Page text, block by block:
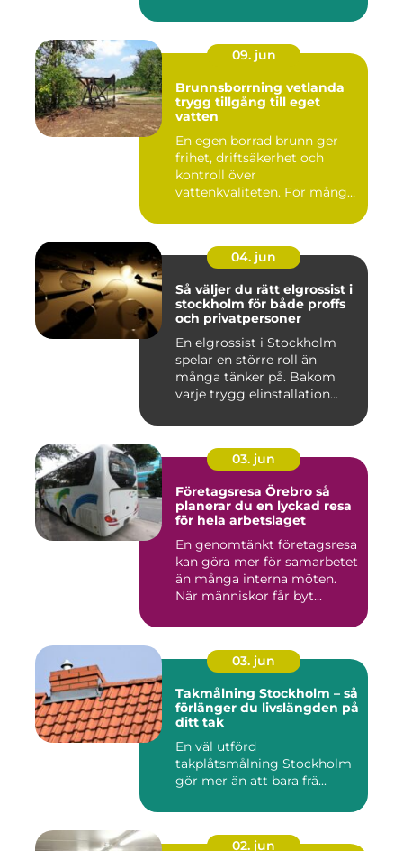
09. jun
Brunnsborrning vetlanda
trygg tillgång till eget
vatten
En egen borrad brunn ger
frihet, driftsäkerhet och
kontroll över
vattenkvaliteten. För många
04. jun
Så väljer du rätt elgrossist i
stockholm för både proffs
och privatpersoner
En elgrossist i Stockholm
spelar en större roll än
många tänker på. Bakom
varje trygg elinstallation...
03. jun
Företagsresa Örebro så
planerar du en lyckad resa
för hela arbetslaget
En genomtänkt företagsresa
kan göra mer för samarbetet
än många interna möten.
När människor får byt...
03. jun
Takmålning Stockholm – så
förlänger du livslängden på
ditt tak
En väl utförd
takplåtsmålning Stockholm
gör mer än att bara frä...
02. jun